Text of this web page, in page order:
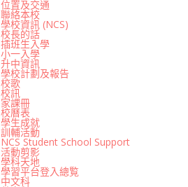
位置及交通
聯絡本校
學校資訊 (NCS)
校長的話
插班生入學
小一入學
升中資訊
學校計劃及報告
校歌
校訊
家課冊
校曆表
學生成就
訓輔活動
NCS Student School Support
活動剪影
學科天地
學習平台登入總覧
中文科